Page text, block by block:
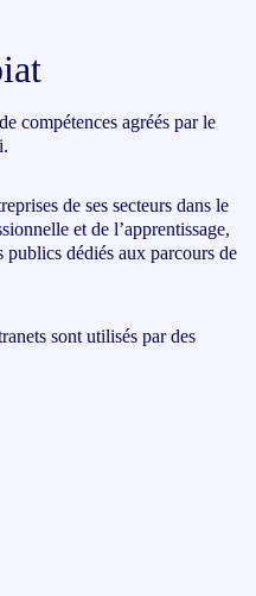
compétences agréés par le
de ses secteurs dans le
et de l’apprentissage,
publics dédiés aux parcours de
sont utilisés par des